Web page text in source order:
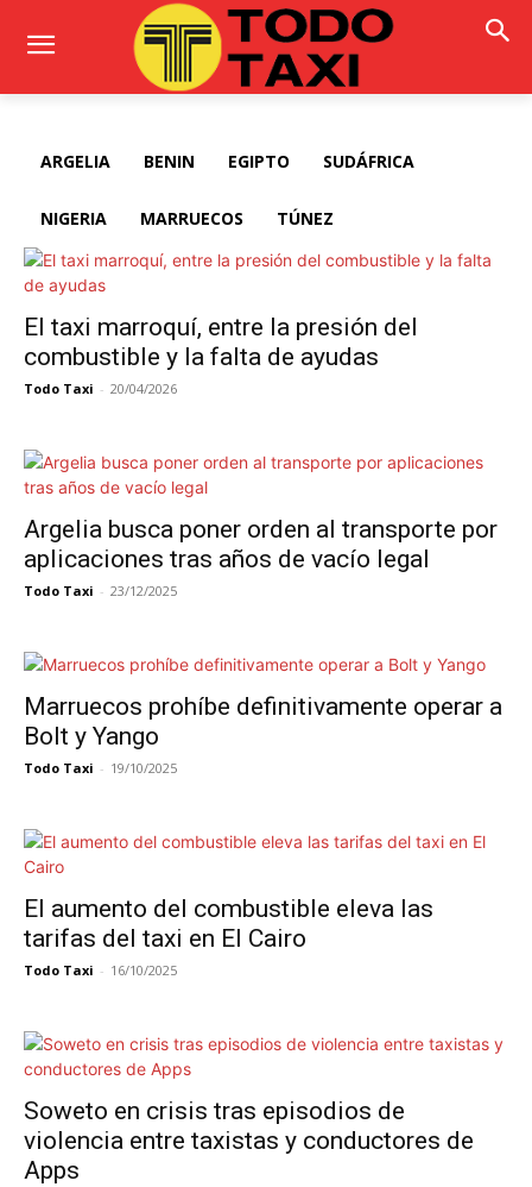
ARGELIA BENIN EGIPTO SUDÁFRICA
NIGERIA MARRUECOS TÚNEZ
El taxi marroquí, entre la presión del
combustible y la falta de ayudas
Todo Taxi - 20/04/2026
Argelia busca poner orden al transporte por
aplicaciones tras años de vacío legal
Todo Taxi - 23/12/2025
Marruecos prohíbe definitivamente operar a
Bolt y Yango
Todo Taxi - 19/10/2025
El aumento del combustible eleva las
tarifas del taxi en El Cairo
Todo Taxi - 16/10/2025
Soweto en crisis tras episodios de
violencia entre taxistas y conductores de
Apps